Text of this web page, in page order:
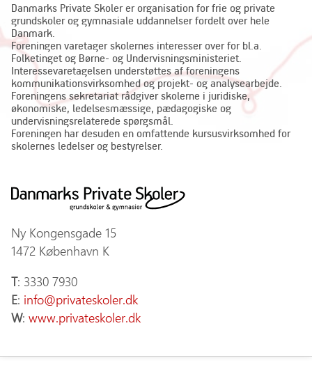
Danmarks Private Skoler er organisation for frie og private
grundskoler og gymnasiale uddannelser fordelt over hele
Danmark.
Foreningen varetager skolernes interesser over for bl.a.
Folketinget og Børne- og Undervisningsministeriet.
Interessevaretagelsen understøttes af foreningens
kommunikationsvirksomhed og projekt- og analysearbejde.
Foreningens sekretariat rådgiver skolerne i juridiske,
økonomiske, ledelsesmæssige, pædagogiske og
undervisningsrelaterede spørgsmål.
Foreningen har desuden en omfattende kursusvirksomhed for
skolernes ledelser og bestyrelser.
Ny Kongensgade 15
1472 København K
T: 3330 7930
E: info@privateskoler.dk
W: www.privateskoler.dk